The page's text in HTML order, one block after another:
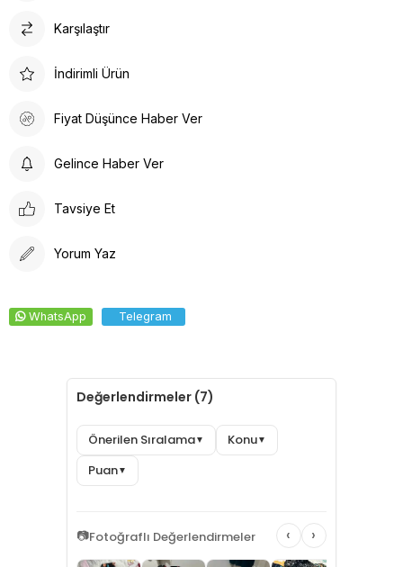
her cinsiyet ve beden tipine uygunluğu artırır.
bulacaksınız. Sağlığınız için en iyisi!
Doktor Bone, sağlık profesyonelleri için ideal bir seçenektir.
ter bezi iç yüzeyi ile konforlu bir deneyim sunar. Dayanıklı
kumaşı solma yapmaz, kolay ütülenir ve canlı renkleri ile şıklığı
Karşılaştır
İndirimli Ürün
Fiyat Düşünce Haber Ver
Gelince Haber Ver
Tavsiye Et
Yorum Yaz
WhatsApp Telegram
Değerlendirmeler (7)
Önerilen Sıralama▼ Konu▼
Puan▼
📷Fotoğraflı Değerlendirmeler ‹ ›